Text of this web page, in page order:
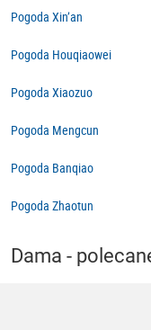
Pogoda Xin’an
Pogoda Houqiaowei
Pogoda Xiaozuo
Pogoda Mengcun
Pogoda Banqiao
Pogoda Zhaotun
Dama -